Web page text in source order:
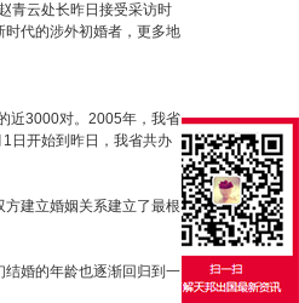
青云处长昨日接受采访时
代的涉外初婚者，更多地
近3000对。2005年，我省
日开始到昨日，我省共办
建立婚姻关系建立了最根
婚的年龄也逐渐回归到一